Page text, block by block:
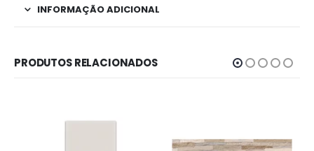
INFORMAÇÃO ADICIONAL
PRODUTOS RELACIONADOS